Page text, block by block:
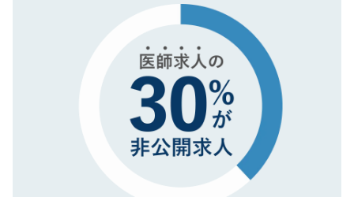
で、機密保持に関してもご安心ください。